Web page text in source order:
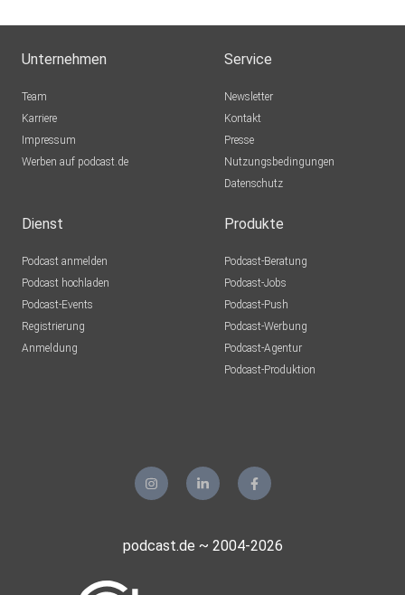
Unternehmen
Team
Karriere
Impressum
Werben auf podcast.de
Service
Newsletter
Kontakt
Presse
Nutzungsbedingungen
Datenschutz
Dienst
Podcast anmelden
Podcast hochladen
Podcast-Events
Registrierung
Anmeldung
Produkte
Podcast-Beratung
Podcast-Jobs
Podcast-Push
Podcast-Werbung
Podcast-Agentur
Podcast-Produktion
podcast.de ~ 2004-2026